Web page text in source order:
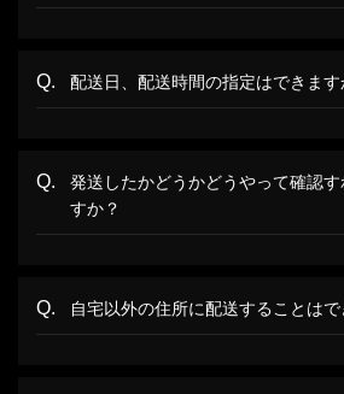
配送日、配送時間の指定はできます
発送したかどうかどうやって確認
すか？
自宅以外の住所に配送することはで